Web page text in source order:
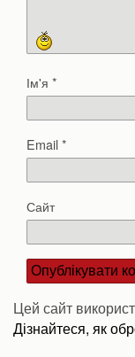
Ім'я *
Email*
Сайт
Цей сайт
Дізнайтеся, як